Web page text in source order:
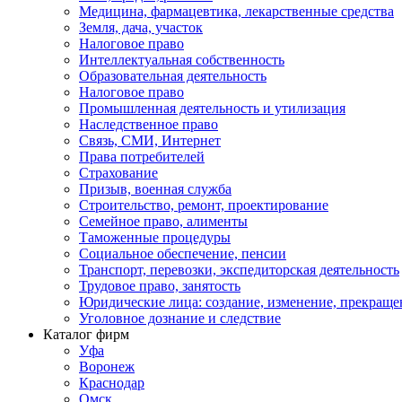
Медицина, фармацевтика, лекарственные средства
Земля, дача, участок
Налоговое право
Интеллектуальная собственность
Образовательная деятельность
Налоговое право
Промышленная деятельность и утилизация
Наследственное право
Связь, СМИ, Интернет
Права потребителей
Страхование
Призыв, военная служба
Строительство, ремонт, проектирование
Семейное право, алименты
Таможенные процедуры
Социальное обеспечение, пенсии
Транспорт, перевозки, экспедиторская деятельность
Трудовое право, занятость
Юридические лица: создание, изменение,
Уголовное дознание и следствие
Каталог фирм
Уфа
Воронеж
Краснодар
Омск